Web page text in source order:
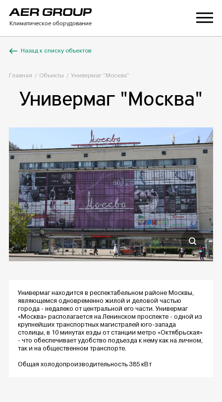
Климатическое оборудование
Назад к списку объектов
Главная Объекты Универмаг "Москва"
Универмаг "Москва"
Универмаг находится в респектабельном районе Москвы,
являющемся одновременно жилой и деловой частью
города - недалеко от центральной его части. Универмаг
«Москва» располагается на Ленинском проспекте - одной из
крупнейших транспортных магистралей юго-запада
столицы, в 10 минутах езды от станции метро «Октябрьская»
- что обеспечивает удобство подъезда к нему как на личном,
так и на общественном транспорте.
Общая холодопроизводительность 385 кВт